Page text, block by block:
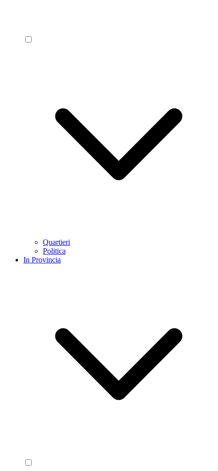
Quartieri
Politica
In Provincia